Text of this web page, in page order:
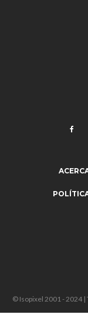
© Isopixel 2001 - 2024